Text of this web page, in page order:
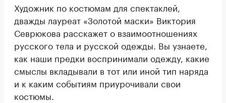
Художник по костюмам для спектаклей,
дважды лауреат «Золотой маски» Виктория
Севрюкова расскажет о взаимоотношениях
русского тела и русской одежды. Вы узнаете,
как наши предки воспринимали одежду, какие
смыслы вкладывали в тот или иной тип наряда
и к каким событиям приурочивали свои
костюмы.